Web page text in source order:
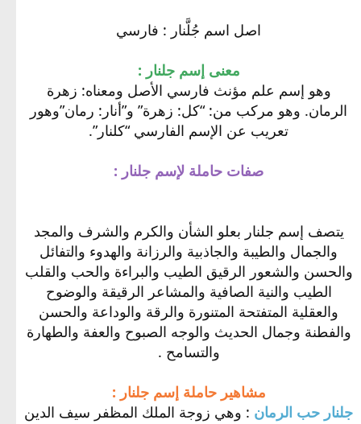
اصل اسم جُلَّنار : فارسي
معنى إسم جلنار :
وهو إسم علم مؤنث فارسي الأصل ومعناه: زهرة
الرمان. وهو مركب من: “كل: زهرة” و”أنار: رمان”وهور
تعريب عن الإسم الفارسي “كلنار”.
صفات حاملة لإسم جلنار :
يتصف إسم جلنار بعلو الشأن والكرم والشرف والمجد
والجمال والطيبة والجاذبية والرزانة والهدوء والتفائل
والحسن والشعور الرقيق الطيب والبراءة والحب والقلب
الطيب والنية الصافية والمشاعر الرقيقة والوضوح
والعقلية المتفتحة المتنورة والرقة والوداعة والحسن
والفطنة وجمال الحديث والوجه الصبوح والعفة والطهارة
والتسامح .
مشاهير حاملة إسم جلنار :
جلنار حب الرمان : وهي زوجة الملك المظفر سيف الدين